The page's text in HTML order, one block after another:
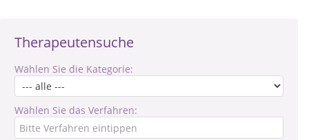
Therapeutensuche
Wählen Sie die Kategorie:
Wählen Sie das Verfahren: